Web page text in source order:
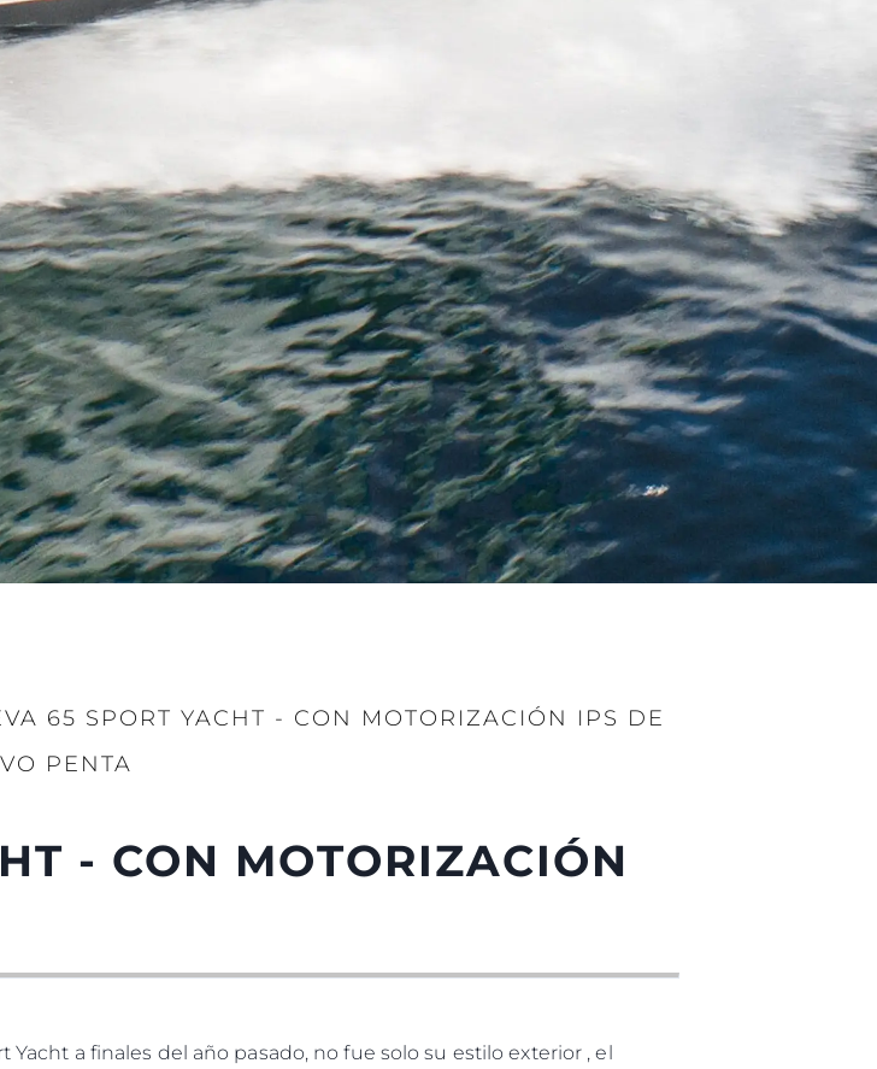
65 SPORT YACHT - CON MOTORIZACIÓN IPS DE
PENTA
- CON MOTORIZACIÓN
a finales del año pasado, no fue solo su estilo exterior , el